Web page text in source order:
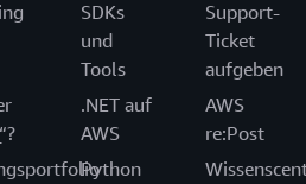
SDKs
und
Tools
.NET auf
AWS
Python
Support-
Ticket
aufgeben
AWS
re:Post